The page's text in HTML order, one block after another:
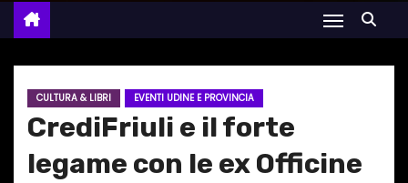
CULTURA & LIBRI EVENTI UDINE E PROVINCIA
CrediFriuli e il forte
legame con le ex Officine